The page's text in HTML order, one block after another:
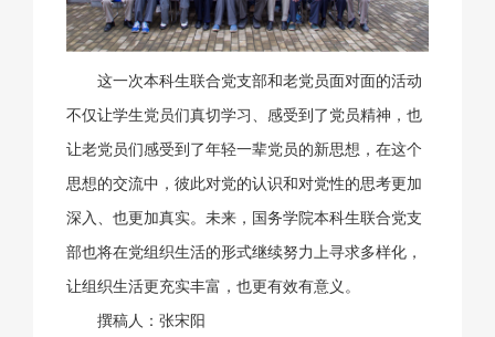
这一次本科生联合党支部和老党员面对面的活动
不仅让学生党员们真切学习、感受到了党员精神，也
让老党员们感受到了年轻一辈党员的新思想，在这个
思想的交流中，彼此对党的认识和对党性的思考更加
深入、也更加真实。未来，国务学院本科生联合党支
部也将在党组织生活的形式继续努力上寻求多样化，
让组织生活更充实丰富，也更有效有意义。
撰稿人：张宋阳